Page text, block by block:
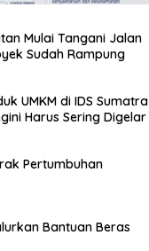
Mulai Tangani Jalan
Sudah Rampung
UMKM di IDS Sumatra
Harus Sering Digelar
Pertumbuhan
Bantuan Beras